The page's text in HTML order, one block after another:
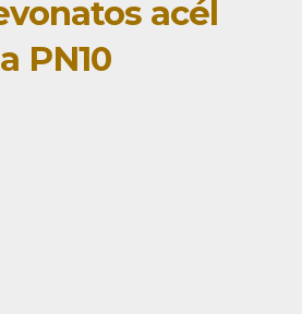
acél
PN10